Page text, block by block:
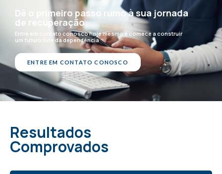
Dê o primeiro passo rumo à sua jornada
de recuperação.
Entre em contato conosco hoje mesmo e comece a construir
um futuro livre da dependência
ENTRE EM CONTATO CONOSCO
Resultados
Comprovados